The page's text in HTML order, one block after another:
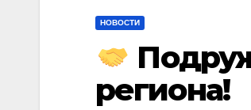
НОВОСТИ
региона!